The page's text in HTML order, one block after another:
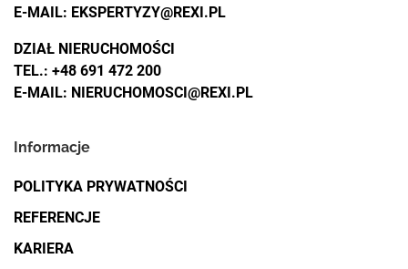
E-MAIL: EKSPERTYZY@REXI.PL
DZIAŁ NIERUCHOMOŚCI
TEL.: +48 691 472 200
E-MAIL: NIERUCHOMOSCI@REXI.PL
Informacje
POLITYKA PRYWATNOŚCI
REFERENCJE
KARIERA